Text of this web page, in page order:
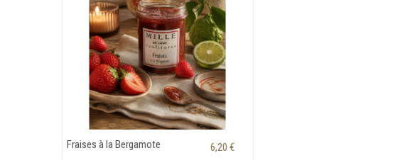
Fraises à la Bergamote 6,20 €